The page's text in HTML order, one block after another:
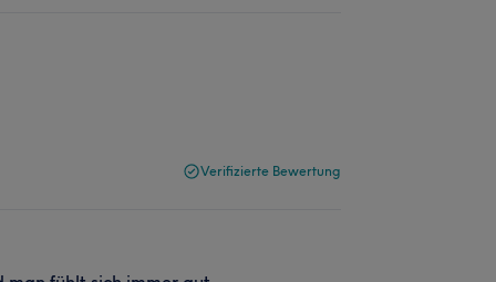
Verifizierte Bewertung